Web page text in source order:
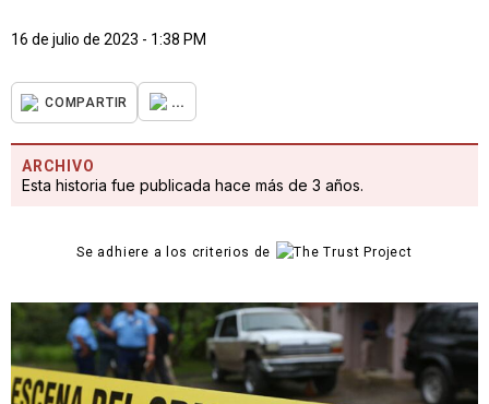
16 de julio de 2023 - 1:38 PM
COMPARTIR ...
ARCHIVO
Esta historia fue publicada hace más de 3 años.
Se adhiere a los criterios de